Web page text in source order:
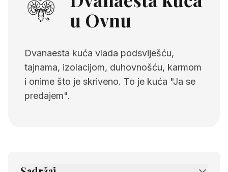
u Ovnu
Dvanaesta kuća vlada podsviješću,
tajnama, izolacijom, duhovnošću, karmom
i onime što je skriveno. To je kuća "Ja se
predajem".